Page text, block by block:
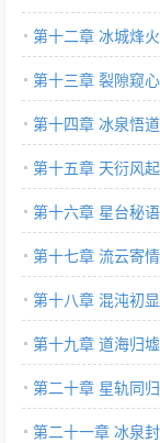
第十二章 冰城烽火
第十三章 裂隙窥心
第十四章 冰泉悟道
第十五章 天衍风起
第十六章 星台秘语
第十七章 流云寄情
第十八章 混沌初显
第十九章 道海归墟
第二十章 星轨同归
第二十一章 冰泉